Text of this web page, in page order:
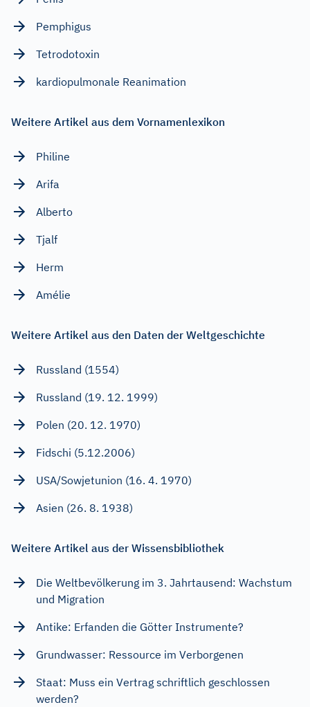
Pemphigus
Tetrodotoxin
kardiopulmonale Reanimation
Weitere Artikel aus dem Vornamenlexikon
Philine
Arifa
Alberto
Tjalf
Herm
Amélie
Weitere Artikel aus den Daten der Weltgeschichte
Russland (1554)
Russland (19. 12. 1999)
Polen (20. 12. 1970)
Fidschi (5.12.2006)
USA/Sowjetunion (16. 4. 1970)
Asien (26. 8. 1938)
Weitere Artikel aus der Wissensbibliothek
Die Weltbevölkerung im 3. Jahrtausend: Wachstum
und Migration
Antike: Erfanden die Götter Instrumente?
Grundwasser: Ressource im Verborgenen
Staat: Muss ein Vertrag schriftlich geschlossen
werden?